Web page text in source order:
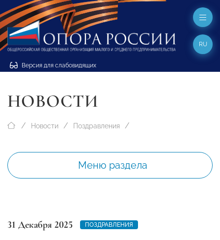
Версия для слабовидящих
RU
НОВОСТИ
Новости Поздравления
Меню раздела
31 Декабря 2025 ПОЗДРАВЛЕНИЯ